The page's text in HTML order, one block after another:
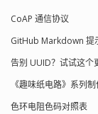
说明：jdk 需要配置
之后可以不再设置
留 classpath 设置。
效。 3、测试 打开
CoAP 通信协议
GitHub Markdown 提
告别 UUID？试试这个
《趣味纸电路》系列
色环电阻色码对照表